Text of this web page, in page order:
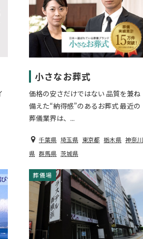
小さなお葬式
価格の安さだけではない 品質を兼ね
備えた“納得感”のあるお葬式 最近の
葬儀業界は、...
千葉県 埼玉県 東京都 栃木県 神奈川
県 群馬県 茨城県
葬儀社
葬儀場